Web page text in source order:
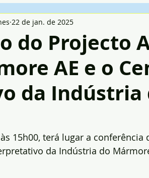
do Projecto
AE e o
da Indústria
22 de jan. de 2025
15h00, terá lugar a conferência
da Indústria do